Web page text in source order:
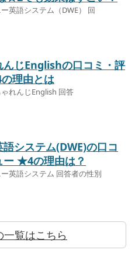
英語システム（DWE） 回
んじEnglishの口コミ・評
理由とは
れんじEnglish 回答
システム(DWE)の口コ
ー ★4の理由は？
英語システム 回答者の性別
覧はこちら